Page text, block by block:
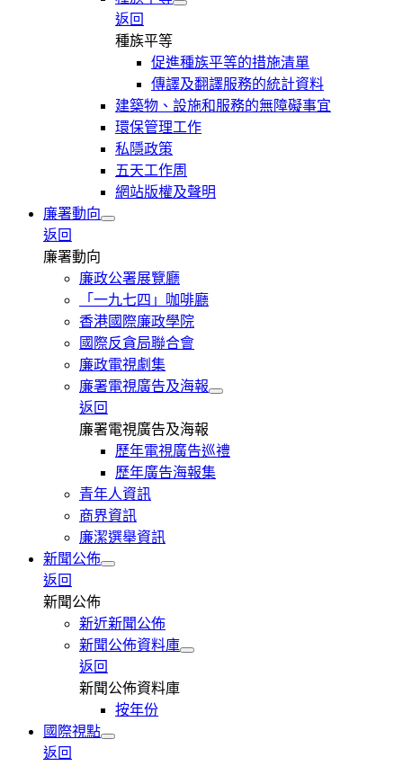
返回
種族平等
促進種族平等的措施清單
傳譯及翻譯服務的統計資料
建築物、設施和服務的無障礙事宜
環保管理工作
私隱政策
五天工作周
網站版權及聲明
廉署動向
返回
廉署動向
廉政公署展覽廳
「一九七四」咖啡廳
香港國際廉政學院
國際反貪局聯合會
廉政電視劇集
廉署電視廣告及海報
返回
廉署電視廣告及海報
歷年電視廣告巡禮
歷年廣告海報集
青年人資訊
商界資訊
廉潔選舉資訊
新聞公佈
返回
新聞公佈
新近新聞公佈
新聞公佈資料庫
返回
新聞公佈資料庫
按年份
國際視點
返回